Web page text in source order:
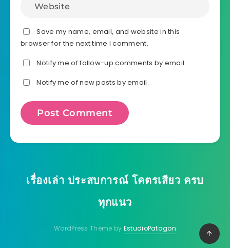
Save my name, email, and website in this
browser for the next time I comment.
Notify me of follow-up comments by email.
Notify me of new posts by email.
เรื่องเล่า ประสบการณ์ โคตรเสียว ครบ
ทุกแนว
WordPress Theme by EstudioPatagon